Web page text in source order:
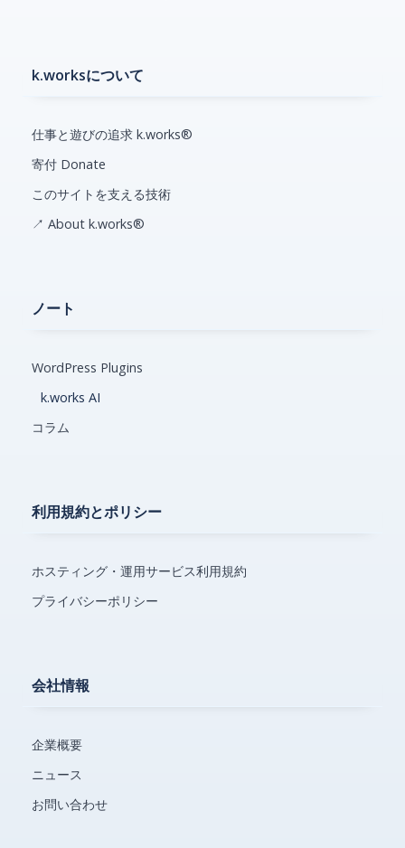
k.worksについて
仕事と遊びの追求 k.works®
寄付 Donate
このサイトを支える技術
↗ About k.works®
ノート
WordPress Plugins
k.works AI
コラム
利用規約とポリシー
ホスティング・運用サービス利用規約
プライバシーポリシー
会社情報
企業概要
ニュース
お問い合わせ